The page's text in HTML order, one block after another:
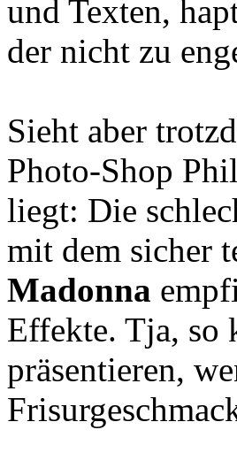
und Texten,
der nicht zu
Sieht aber
Photo-Shop
liegt: Die
mit dem sicher
Madonna
Effekte. Tja, so
präsentieren,